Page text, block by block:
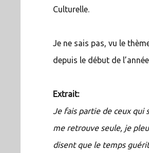
Culturelle.
Je ne sais pas, vu le
depuis le début de
Extrait:
Je fais partie de ceux qui
me retrouve seule, je
disent que le temps